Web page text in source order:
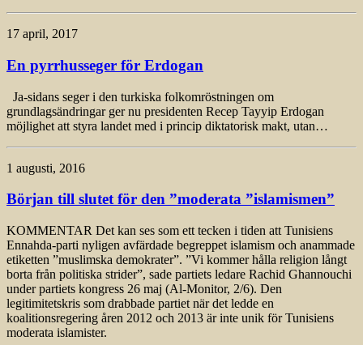
17 april, 2017
En pyrrhusseger för Erdogan
Ja-sidans seger i den turkiska folkomröstningen om
grundlagsändringar ger nu presidenten Recep Tayyip Erdogan
möjlighet att styra landet med i princip diktatorisk makt, utan…
1 augusti, 2016
Början till slutet för den ”moderata ”islamismen”
KOMMENTAR Det kan ses som ett tecken i tiden att Tunisiens
Ennahda-parti nyligen avfärdade begreppet islamism och anammade
etiketten ”muslimska demokrater”. ”Vi kommer hålla religion långt
borta från politiska strider”, sade partiets ledare Rachid Ghannouchi
under partiets kongress 26 maj (Al-Monitor, 2/6). Den
legitimitetskris som drabbade partiet när det ledde en
koalitionsregering åren 2012 och 2013 är inte unik för Tunisiens
moderata islamister.